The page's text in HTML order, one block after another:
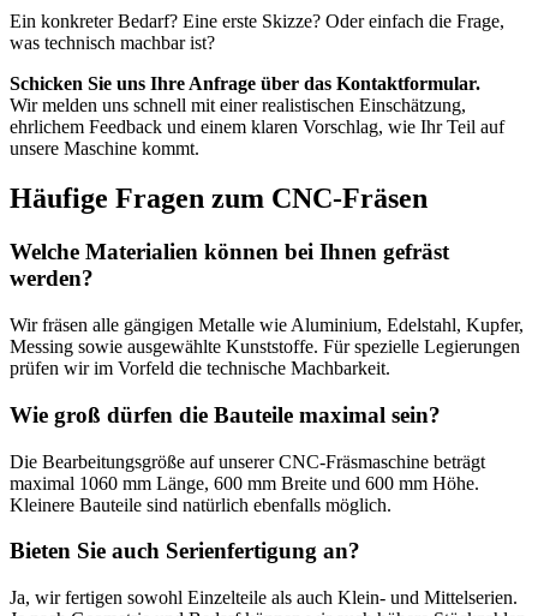
Ein konkreter Bedarf? Eine erste Skizze? Oder einfach die Frage,
was technisch machbar ist?
Schicken Sie uns Ihre Anfrage über das Kontaktformular.
Wir melden uns schnell mit einer realistischen Einschätzung,
ehrlichem Feedback und einem klaren Vorschlag, wie Ihr Teil auf
unsere Maschine kommt.
Häufige Fragen zum CNC-Fräsen
Welche Materialien können bei Ihnen gefräst
werden?
Wir fräsen alle gängigen Metalle wie Aluminium, Edelstahl, Kupfer,
Messing sowie ausgewählte Kunststoffe. Für spezielle Legierungen
prüfen wir im Vorfeld die technische Machbarkeit.
Wie groß dürfen die Bauteile maximal sein?
Die Bearbeitungsgröße auf unserer CNC-Fräsmaschine beträgt
maximal 1060 mm Länge, 600 mm Breite und 600 mm Höhe.
Kleinere Bauteile sind natürlich ebenfalls möglich.
Bieten Sie auch Serienfertigung an?
Ja, wir fertigen sowohl Einzelteile als auch Klein- und Mittelserien.